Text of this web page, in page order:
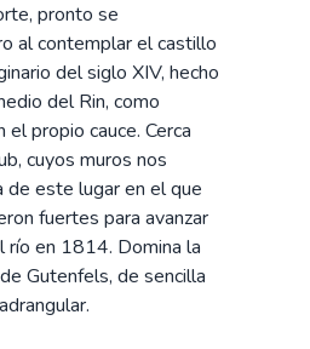
pronto se
al contemplar el castillo
del siglo XIV, hecho
del Rin, como
propio cauce. Cerca
cuyos muros nos
de este lugar en el que
fuertes para avanzar
río en 1814. Domina la
Gutenfels, de sencilla